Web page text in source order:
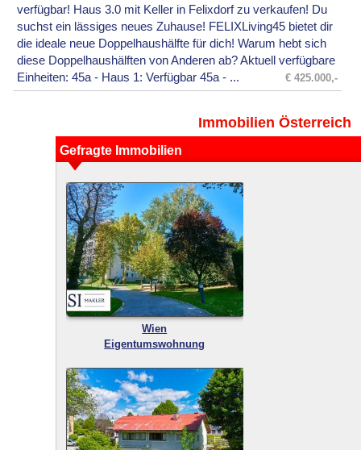
verfügbar! Haus 3.0 mit Keller in Felixdorf zu verkaufen! Du
suchst ein lässiges neues Zuhause! FELIXLiving45 bietet dir
die ideale neue Doppelhaushälfte für dich! Warum hebt sich
diese Doppelhaushälften von Anderen ab? Aktuell verfügbare
Einheiten: 45a - Haus 1: Verfügbar 45a - ...
€ 425.000,-
Immobilien Österreich
Gefragte Immobilien
Wien
Eigentumswohnung